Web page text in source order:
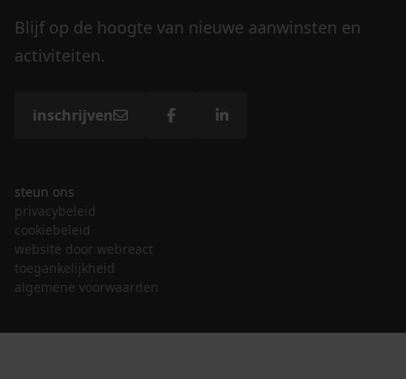
Blijf op de hoogte van nieuwe aanwinsten en
activiteiten.
inschrijven
steun ons
privacybeleid
cookiebeleid
website door webreact
toegankelijkheid
algemene voorwaarden